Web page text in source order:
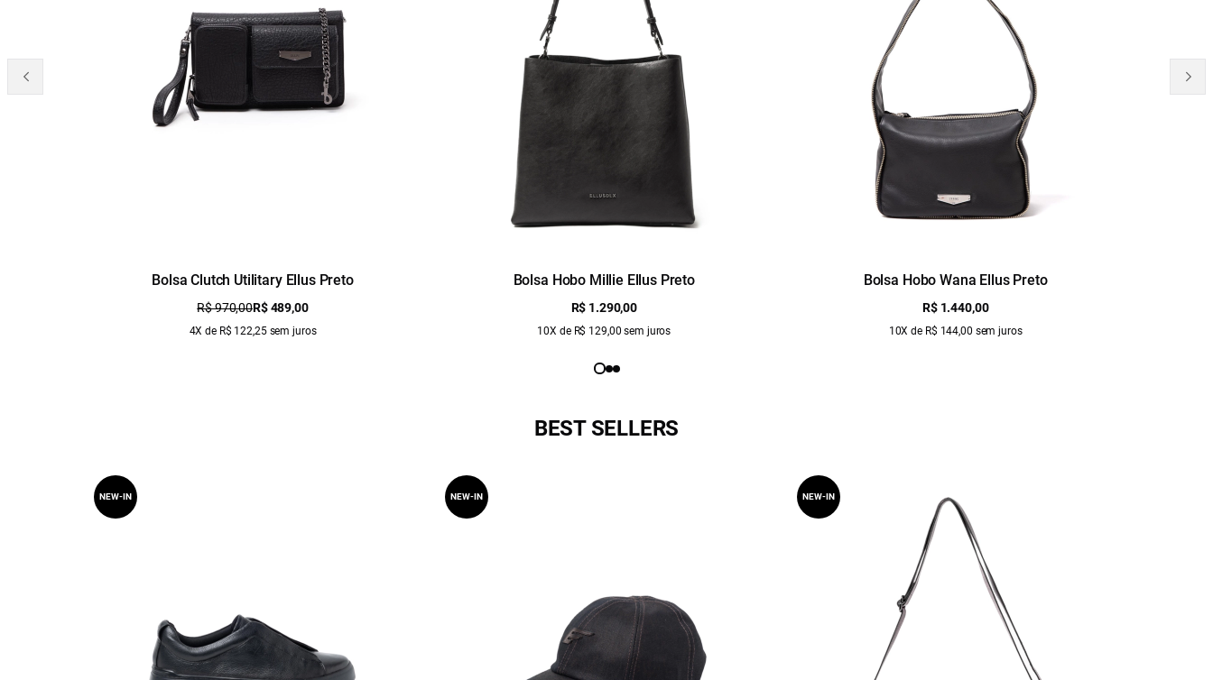
Bolsa Clutch Utilitary Ellus Preto
R$ 970,00R$ 489,00
4X de R$ 122,25 sem juros
Bolsa Hobo Millie Ellus Preto
R$ 1.290,00
10X de R$ 129,00 sem juros
Bolsa Hobo Wana Ellus Preto
R$ 1.440,00
10X de R$ 144,00 sem juros
BEST SELLERS
NEW-IN NEW-IN NEW-IN